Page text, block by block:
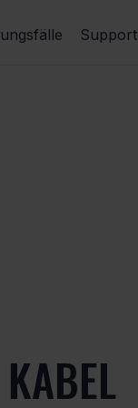
Support